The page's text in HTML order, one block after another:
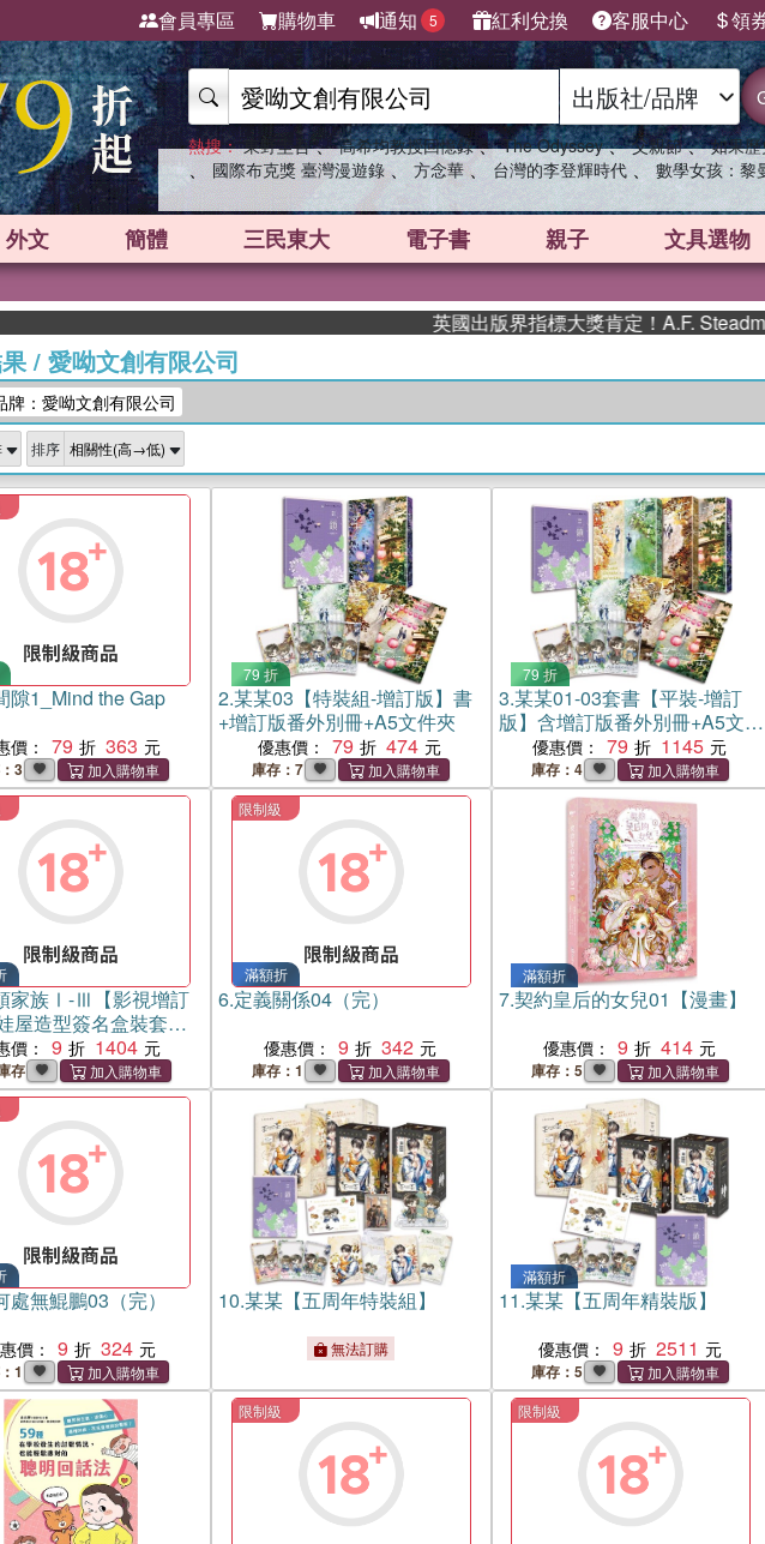
會員專區 購物車 通知 5 紅利兌換 客服中心 領
熱搜： 東野圭吾 、 高希均教授回憶錄 、 The Odyssey 、 父親節 、 如果
、 國際布克獎 臺灣漫遊錄 、 方念華 、 台灣的李登輝時代 、 數學女孩：黎
外文 簡體 三民東大 電子書 親子 文具選物
英國出版界指標大獎肯定！A.F. Steadman 獲
/ 愛呦文創有限公司
牌：愛呦文創有限公司
排序
隙1_Mind the Gap
價： 79 363
3
79 折
2.某某03【特裝組-增訂版】書
+增訂版番外別冊+A5文件夾
優惠價： 79 474
庫存：7
79 折
3.某某01-03套書【平裝-增訂
版】含增訂版番外別冊+A5文件
優惠價： 79 1145
庫存：4
家族Ⅰ-Ⅲ【影視增訂
屋造型簽名盒裝套書
價： 9 1404
存
限制級
滿額折
6.定義關係04（完）
優惠價： 9 342
庫存：1
滿額折
7.契約皇后的女兒01【漫畫】
優惠價： 9 414
庫存：5
處無鯤鵬03（完）
價： 9 324
1
10.某某【五周年特裝組】
無法訂購
滿額折
11.某某【五周年精裝版】
優惠價： 9 2511
庫存：5
限制級 限制級